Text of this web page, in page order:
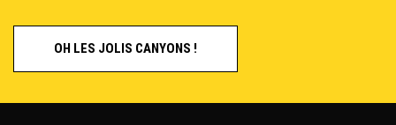
OH LES JOLIS CANYONS !